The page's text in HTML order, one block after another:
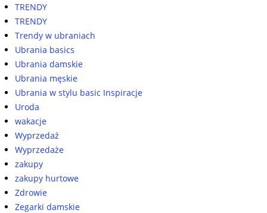
TRENDY
TRENDY
Trendy w ubraniach
Ubrania basics
Ubrania damskie
Ubrania męskie
Ubrania w stylu basic Inspiracje
Uroda
wakacje
Wyprzedaż
Wyprzedaże
zakupy
zakupy hurtowe
Zdrowie
Zegarki damskie